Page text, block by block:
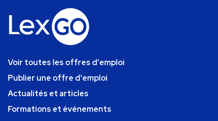
Voir toutes les offres d'emploi
Publier une offre d'emploi
Actualités et articles
Formations et événements